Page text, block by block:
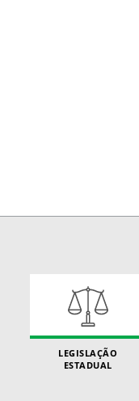
LEGISLAÇÃO
ESTADUAL